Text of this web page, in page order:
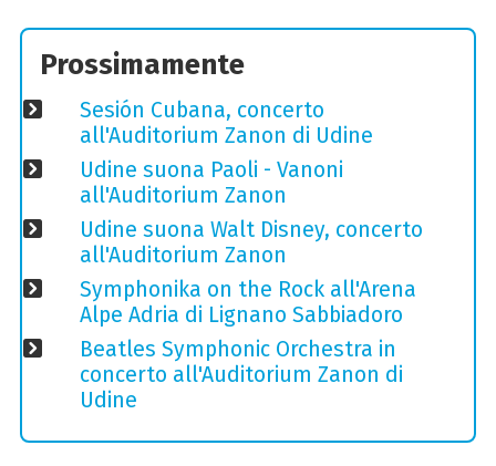
Prossimamente
Sesión Cubana, concerto
all'Auditorium Zanon di Udine
Udine suona Paoli - Vanoni
all'Auditorium Zanon
Udine suona Walt Disney, concerto
all'Auditorium Zanon
Symphonika on the Rock all'Arena
Alpe Adria di Lignano Sabbiadoro
Beatles Symphonic Orchestra in
concerto all'Auditorium Zanon di
Udine